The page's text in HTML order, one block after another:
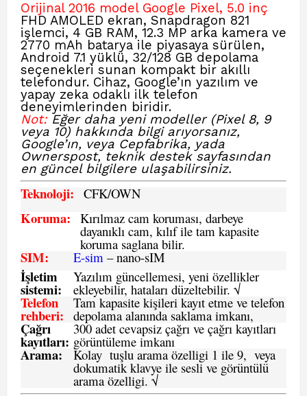
Orijinal 2016 model Google Pixel, 5.0 inç
FHD AMOLED ekran, Snapdragon 821
işlemci, 4 GB RAM, 12.3 MP arka kamera ve
2770 mAh batarya ile piyasaya sürülen,
Android 7.1 yüklü, 32/128 GB depolama
seçenekleri sunan kompakt bir akıllı
telefondur. Cihaz, Google’ın yazılım ve
yapay zeka odaklı ilk telefon
deneyimlerinden biridir.
Not: Eğer daha yeni modeller (Pixel 8, 9
veya 10) hakkında bilgi arıyorsanız,
Google’ın, veya Cepfabrika, yada
Ownerspost, teknik destek sayfasından
en güncel bilgilere ulaşabilirsiniz.
Teknoloji: CFK/OWN
Koruma: Kırılmaz cam koruması, darbeye
dayanıklı cam, kılıf ile tam kapasite
koruma saglana bilir.
SIM: E-sim – nano-sIM
İşletim
sistemi:
Yazılım güncellemesi, yeni özellikler
ekleyebilir, hataları düzeltebilir. √
Telefon
rehberi:
Tam kapasite kişileri kayıt etme ve telefon
depolama alanında saklama imkanı,
Çağrı
kayıtları:
300 adet cevapsiz çağrı ve çağrı kayıtları
görüntüleme imkanı
Arama: Kolay tuşlu arama özelligi 1 ile 9, veya
dokumatik klavye ile sesli ve görüntülü
arama özelligi. √